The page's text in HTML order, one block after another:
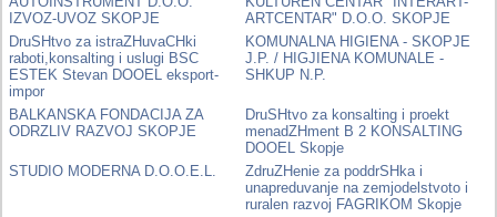
IZVOZ-UVOZ SKOPJE
ARTCENTAR" D.O.O. SKOPJE
DruSHtvo za istraZHuvaCHki
raboti,konsalting i uslugi BSC
ESTEK Stevan DOOEL eksport-
impor
KOMUNALNA HIGIENA - SKOPJE
J.P. / HIGJIENA KOMUNALE -
SHKUP N.P.
BALKANSKA FONDACIJA ZA
ODRZLIV RAZVOJ SKOPJE
DruSHtvo za konsalting i proekt
menadZHment B 2 KONSALTING
DOOEL Skopje
STUDIO MODERNA D.O.O.E.L.
ZdruZHenie za poddrSHka i
unapreduvanje na zemjodelstvoto i
ruralen razvoj FAGRIKOM Skopje